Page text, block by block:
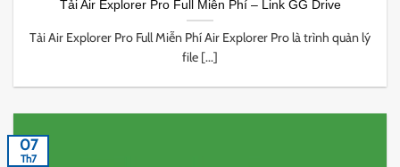
Tải Air Explorer Pro Full Miễn Phí – Link GG Drive
Tải Air Explorer Pro Full Miễn Phí Air Explorer Pro là trình quản lý
file [...]
07
Th7